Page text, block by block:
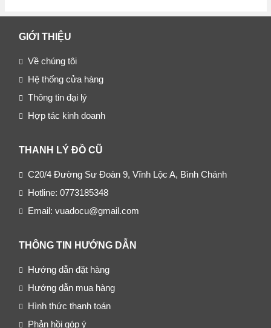
GIỚI THIỆU
Về chúng tôi
Hệ thống cửa hàng
Thông tin đại lý
Hợp tác kinh doanh
THANH LÝ ĐỒ CŨ
C20/4 Đường Sư Đoàn 9, Vĩnh Lộc A, Bình Chánh
Hotline: 0773185348
Email: vuadocu@gmail.com
THÔNG TIN HƯỚNG DẪN
Hướng dẫn đặt hàng
Hướng dẫn mua hàng
Hình thức thanh toán
Phản hồi góp ý